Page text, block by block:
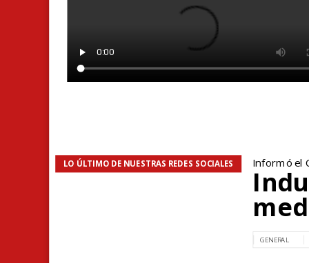
LO ÚLTIMO DE NUESTRAS REDES SOCIALES Informó el
GENERAL